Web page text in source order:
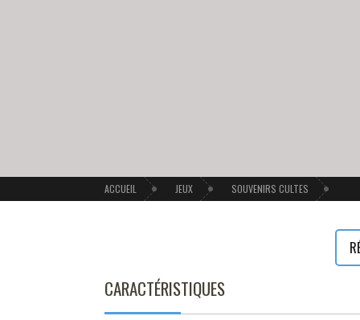
ACCUEIL JEUX SOUVENIRS CULTES
CARACTÉRISTIQUES